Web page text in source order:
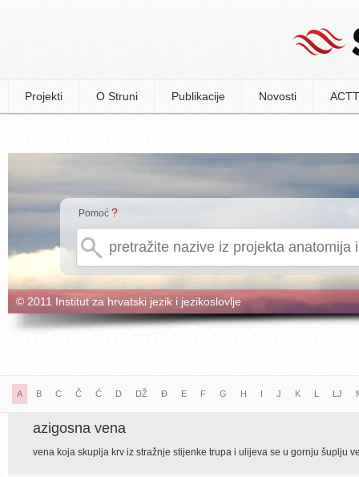
Projekti O Struni Publikacije Novosti
Pomoć ?
© 2011 Institut za hrvatski jezik i jezikoslovlje
A B C Č Ć D DŽ Đ E F G H I J K L LJ
azigosna vena
vena koja skuplja krv iz stražnje stijenke trupa i ulijeva se u gornju šuplju